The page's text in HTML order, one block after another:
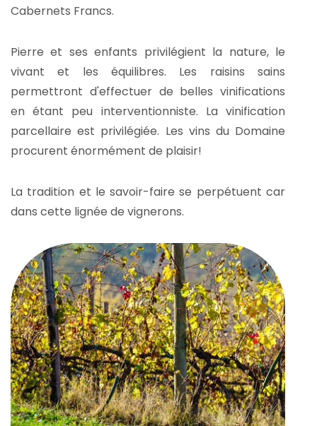
Cabernets Francs.
Pierre et ses enfants privilégient la nature, le
vivant et les équilibres. Les raisins sains
permettront d'effectuer de belles vinifications
en étant peu interventionniste. La vinification
parcellaire est privilégiée. Les vins du Domaine
procurent énormément de plaisir!
La tradition et le savoir-faire se perpétuent car
dans cette lignée de vignerons.